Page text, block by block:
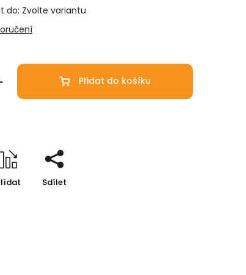
do: Zvolte variantu
Přidat do košíku
Sdílet